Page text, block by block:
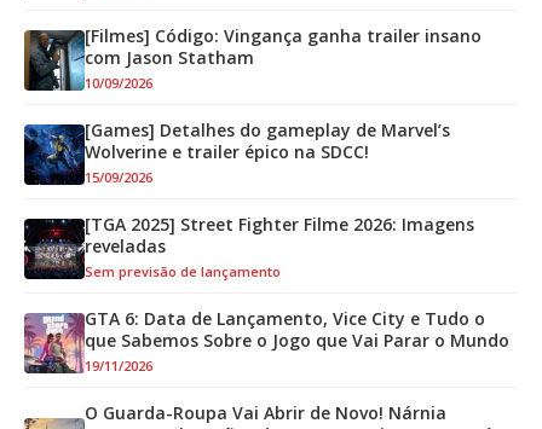
[Filmes] Código: Vingança ganha trailer insano
com Jason Statham
10/09/2026
[Games] Detalhes do gameplay de Marvel’s
Wolverine e trailer épico na SDCC!
15/09/2026
[TGA 2025] Street Fighter Filme 2026: Imagens
reveladas
Sem previsão de lançamento
GTA 6: Data de Lançamento, Vice City e Tudo o
que Sabemos Sobre o Jogo que Vai Parar o Mundo
19/11/2026
O Guarda-Roupa Vai Abrir de Novo! Nárnia